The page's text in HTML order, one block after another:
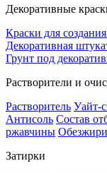
Декоративные
Краски для
Декоративная
Грунт под
Растворители и
Растворитель Уайт-
Антисоль Состав
ржавчины
Затирки